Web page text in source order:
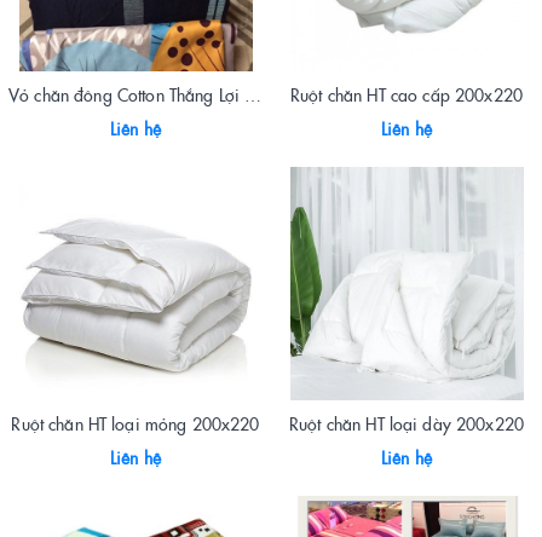
Vỏ chăn đông Cotton Thắng Lợi 200x220
Liên hệ
Ruột chăn HT cao cấp 200x220
Liên hệ
Ruột chăn HT loại mỏng 200x220
Liên hệ
Ruột chăn HT loại dày 200x220
Liên hệ